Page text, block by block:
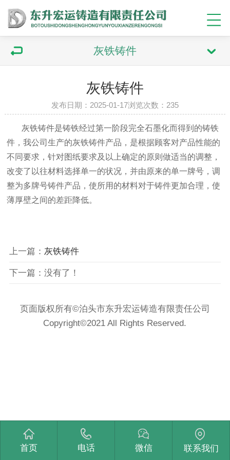
灰铁铸件
灰铁铸件
发布日期：2025-01-17浏览次数：235
灰铁铸件是铸铁经过第一阶段完全石墨化而得到的铸铁
件，我公司生产的灰铁铸件产品，是根据顾客对产品性能的
不同要求，针对图纸要求及以上确定的原则做适当的调整，
改变了以往材料选择单一的状况，并由原来的单一牌号，调
整为多牌号铸件产品，使所用的材料对于铸件更加合理，使
薄厚壁之间的差距降低。
上一篇： 灰铁铸件
下一篇：没有了！
页面版权所有©泊头市东升宏运铸造有限责任公司
Copyright©2021 All Rights Reserved.
首页 电话 微信 联系我们